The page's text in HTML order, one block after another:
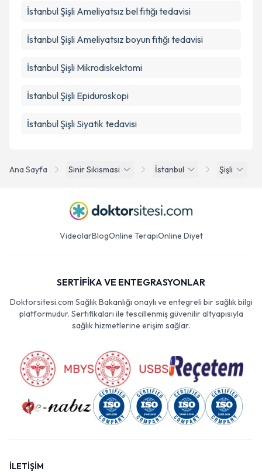
Ana Sayfa Sinir Sikismasi İstanbul Şişli
İstanbul Şişli Ameliyatsız bel fıtığı tedavisi
İstanbul Şişli Ameliyatsız boyun fıtığı tedavisi
İstanbul Şişli Mikrodiskektomi
İstanbul Şişli Epiduroskopi
İstanbul Şişli Siyatik tedavisi
VideolarBlogOnline TerapiOnline Diyet
SERTİFİKA VE ENTEGRASYONLAR
Doktorsitesi.com Sağlık Bakanlığı onaylı ve entegreli bir sağlık bilgi
platformudur. Sertifikaları ile tescillenmiş güvenilir altyapısıyla
sağlık hizmetlerine erişim sağlar.
İLETİŞİM